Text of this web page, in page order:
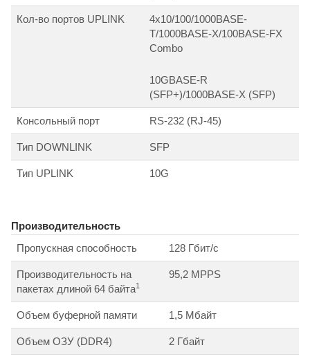
Кол-во портов UPLINK
4х10/100/1000BASE-
T/1000BASE-X/100BASE-FX
Combo
10GBASE-R
(SFP+)/1000BASE-X (SFP)
Консольный порт RS-232 (RJ-45)
Тип DOWNLINK SFP
Тип UPLINK 10G
Производительность
Пропускная способность
128 Гбит/с
Производительность на
пакетах длиной 64 байта1
95,2 MPPS
Объем буферной памяти 1,5 Мбайт
Объем ОЗУ (DDR4) 2 Гбайт